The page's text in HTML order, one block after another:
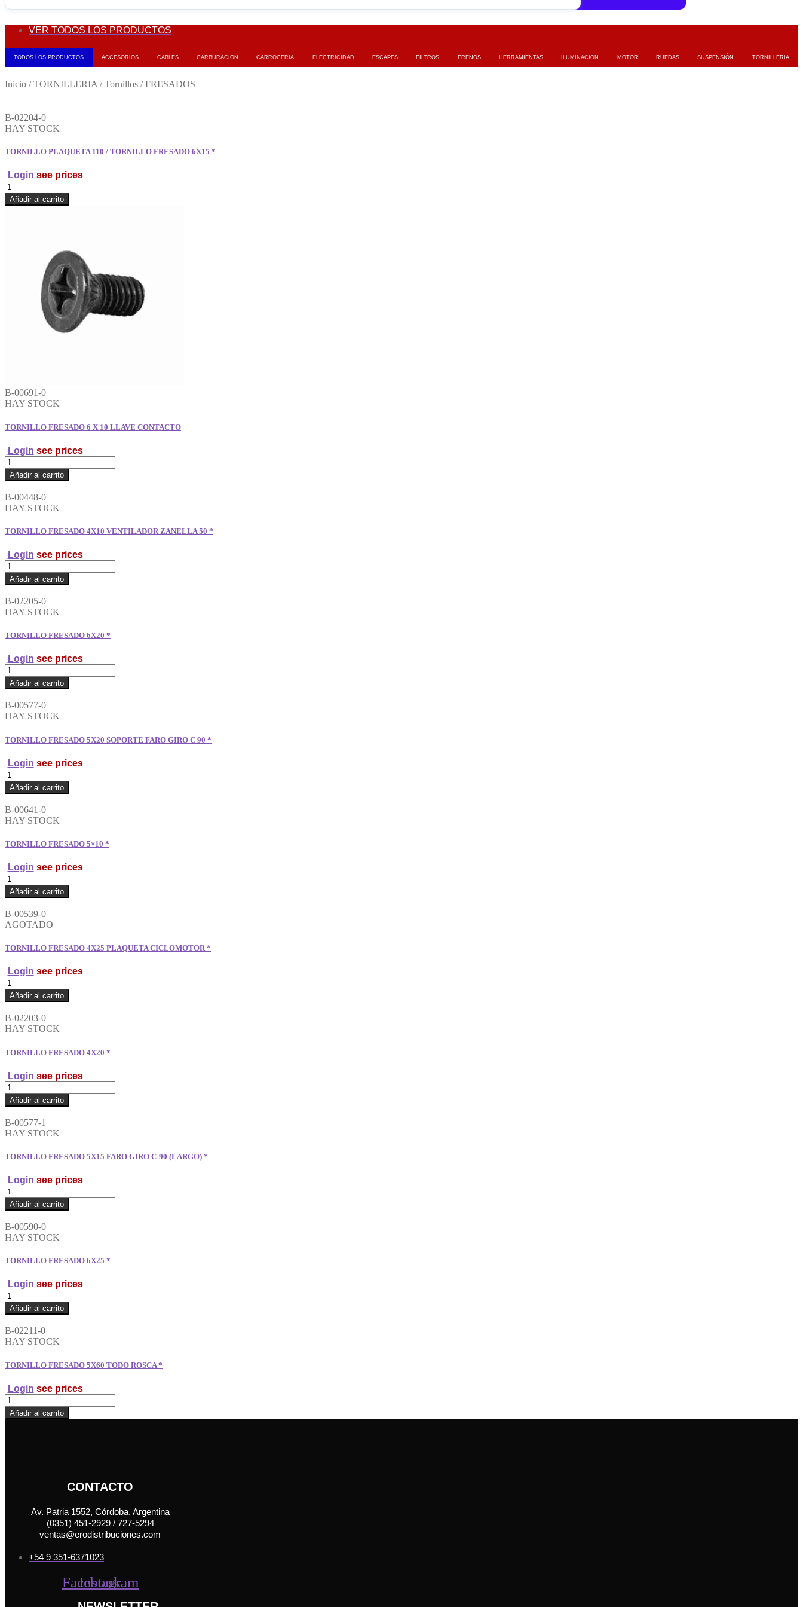
VER TODOS LOS PRODUCTOS
TODOS LOS PRODUCTOS ACCESORIOS CABLES CARBURACION CARROCERIA ELECTRICIDAD ESCAPES FILTROS FRENOS HERRAMIENTAS ILUMINACION MOTOR RUEDAS SUSPENSIÓN TORNILLERIA
Inicio /TORNILLERIA /Tornillos /FRESADOS
B-02204-0
HAY STOCK
TORNILLO PLAQUETA 110 / TORNILLO FRESADO 6X15 *
Login see prices
TORNILLO
PLAQUETA
110
Añadir al carrito
B-00691-0
HAY STOCK
TORNILLO FRESADO 6 X 10 LLAVE CONTACTO
Login see prices
TORNILLO
FRESADO
6
X
10
LLAVE
cantidad
Añadir al carrito
B-00448-0
HAY STOCK
TORNILLO FRESADO 4X10 VENTILADOR ZANELLA 50 *
Login see prices
TORNILLO
FRESADO
4X10
VENTILADOR
ZANELLA
50
cantidad
Añadir al carrito
B-02205-0
HAY STOCK
TORNILLO FRESADO 6X20 *
Login see prices
TORNILLO
FRESADO
6X20
*
cantidad
Añadir al carrito
B-00577-0
HAY STOCK
TORNILLO FRESADO 5X20 SOPORTE FARO GIRO C 90 *
Login see prices
TORNILLO
FRESADO
5X20
SOPORTE
FARO
GIRO
90
cantidad
Añadir al carrito
B-00641-0
HAY STOCK
TORNILLO FRESADO 5×10 *
Login see prices
TORNILLO
FRESADO
5x10
*
cantidad
Añadir al carrito
B-00539-0
AGOTADO
TORNILLO FRESADO 4X25 PLAQUETA CICLOMOTOR *
Login see prices
TORNILLO
FRESADO
4X25
PLAQUETA
CICLOMOTOR
*
Añadir al carrito
B-02203-0
HAY STOCK
TORNILLO FRESADO 4X20 *
Login see prices
TORNILLO
FRESADO
4X20
*
cantidad
Añadir al carrito
B-00577-1
HAY STOCK
TORNILLO FRESADO 5X15 FARO GIRO C-90 (LARGO) *
Login see prices
TORNILLO
FRESADO
5X15
FARO
GIRO
C-
(LARGO)
cantidad
Añadir al carrito
B-00590-0
HAY STOCK
TORNILLO FRESADO 6X25 *
Login see prices
TORNILLO
FRESADO
6X25
*
cantidad
Añadir al carrito
B-02211-0
HAY STOCK
TORNILLO FRESADO 5X60 TODO ROSCA *
Login see prices
TORNILLO
FRESADO
5X60
Añadir al carrito
CONTACTO
Av. Patria 1552, Córdoba, Argentina
(0351) 451-2929 / 727-5294
ventas@erodistribuciones.com
+54 9 351-6371023
Facebook
Instagram